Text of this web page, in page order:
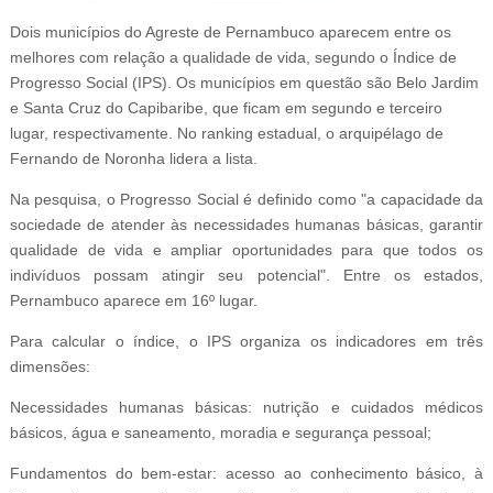
Dois municípios do Agreste de Pernambuco aparecem entre os
melhores com relação a qualidade de vida, segundo o Índice de
Progresso Social (IPS). Os municípios em questão são Belo Jardim
e Santa Cruz do Capibaribe, que ficam em segundo e terceiro
lugar, respectivamente. No ranking estadual, o arquipélago de
Fernando de Noronha lidera a lista.
Na pesquisa, o Progresso Social é definido como "a capacidade da
sociedade de atender às necessidades humanas básicas, garantir
qualidade de vida e ampliar oportunidades para que todos os
indivíduos possam atingir seu potencial". Entre os estados,
Pernambuco aparece em 16º lugar.
Para calcular o índice, o IPS organiza os indicadores em três
dimensões:
Necessidades humanas básicas: nutrição e cuidados médicos
básicos, água e saneamento, moradia e segurança pessoal;
Fundamentos do bem-estar: acesso ao conhecimento básico, à